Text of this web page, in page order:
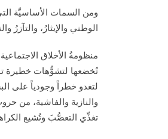
ومن السمات الأساسيَّة
الوطني والإيثارُ،
منظومةُ الأخلاق
تُخضعها لتشوُّهات خطيرة
لتغدو خطراً وجودياً على
والنازية والفاشية، من
تغذِّي التعصُّبَ وتُشيع